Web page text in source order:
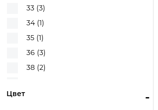
33 (3)
34 (1)
35 (1)
36 (3)
38 (2)
-
Цвет